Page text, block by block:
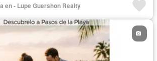
Hace 1 semana, 1 día en - Lupe Guershon Realty